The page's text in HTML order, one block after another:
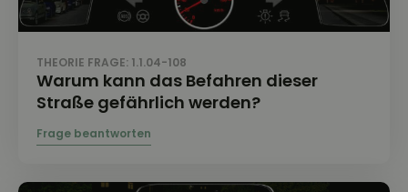
THEORIE FRAGE: 1.1.04-108
Warum kann das Befahren dieser
Straße gefährlich werden?